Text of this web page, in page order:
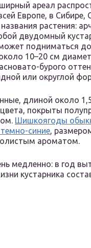
ареал
Европе, в Сибире,
растения:
двудомный
подниматься
10–20 см
бурого
или округлой
длиной около
покрыты
Шишкоягоды
синие,
ароматом.
медленно: в год
кустарника